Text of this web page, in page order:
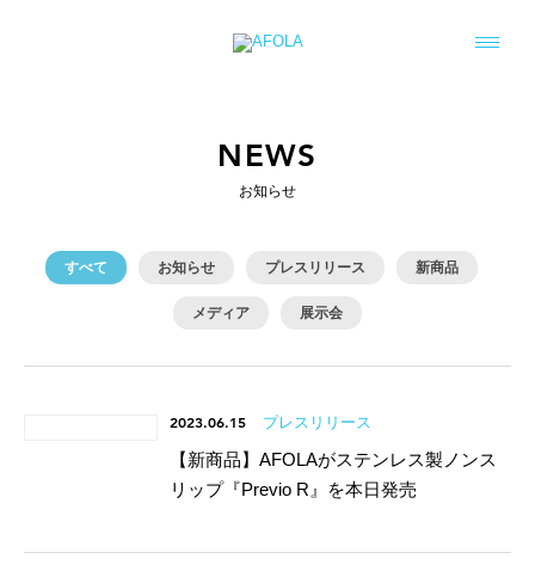
NEWS
お知らせ
すべて お知らせ プレスリリース 新商品
メディア 展示会
2023.06.15 プレスリリース
【新商品】AFOLAがステンレス製ノンス
リップ『Previo R』を本日発売